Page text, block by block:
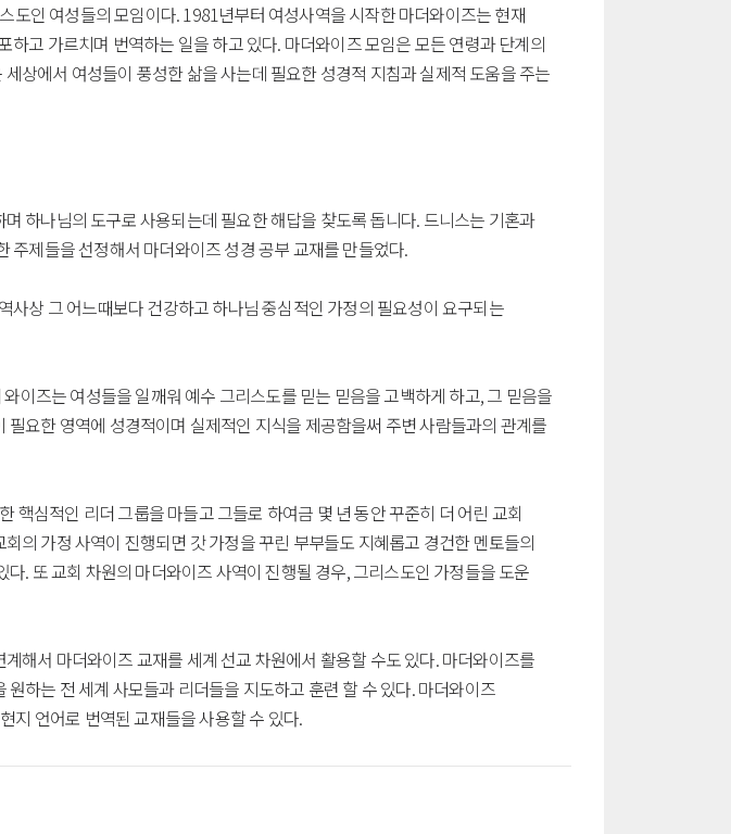
인 여성들의 모임이다. 1981년부터 여성사역을 시작한 마더와이즈는 현재
고 가르치며 번역하는 일을 하고 있다. 마더와이즈 모임은 모든 연령과 단계의
상에서 여성들이 풍성한 삶을 사는데 필요한 성경적 지침과 실제적 도움을 주는
하나님의 도구로 사용되는데 필요한 해답을 찾도록 돕니다. 드니스는 기혼과
주제들을 선정해서 마더와이즈 성경 공부 교재를 만들었다.
상 그 어느때보다 건강하고 하나님 중심적인 가정의 필요성이 요구되는
이즈는 여성들을 일깨워 예수 그리스도를 믿는 믿음을 고백하게 하고, 그 믿음을
요한 영역에 성경적이며 실제적인 지식을 제공함을써 주변 사람들과의 관계를
심적인 리더 그룹을 마들고 그들로 하여금 몇 년 동안 꾸준히 더 어린 교회
의 가정 사역이 진행되면 갓 가정을 꾸린 부부들도 지혜롭고 경건한 멘토들의
. 또 교회 차원의 마더와이즈 사역이 진행될 경우, 그리스도인 가정들을 도운
해서 마더와이즈 교재를 세계 선교 차원에서 활용할 수도 있다. 마더와이즈를
하는 전 세계 사모들과 리더들을 지도하고 훈련 할 수 있다. 마더와이즈
지 언어로 번역된 교재들을 사용할 수 있다.